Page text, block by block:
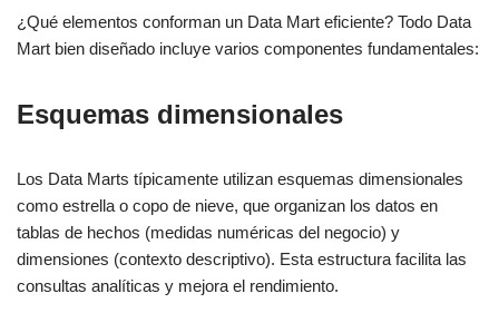
¿Qué elementos conforman un Data Mart eficiente? Todo Data
Mart bien diseñado incluye varios componentes fundamentales:
Esquemas dimensionales
Los Data Marts típicamente utilizan esquemas dimensionales
como estrella o copo de nieve, que organizan los datos en
tablas de hechos (medidas numéricas del negocio) y
dimensiones (contexto descriptivo). Esta estructura facilita las
consultas analíticas y mejora el rendimiento.